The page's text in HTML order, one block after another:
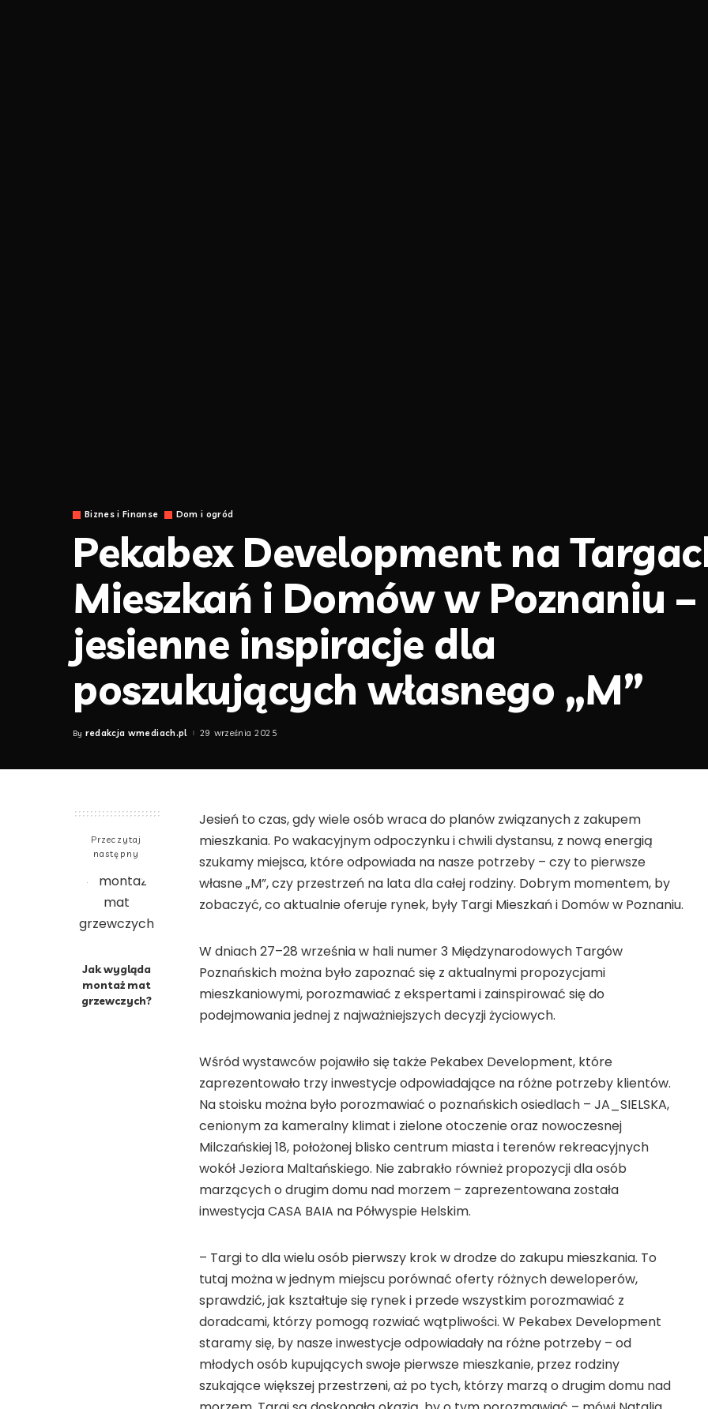
Biznes i Finanse Dom i ogród
Pekabex Development na
Mieszkań i Domów w Poznaniu –
jesienne inspiracje dla
poszukujących własnego „M”
Posted
By redakcja wmediach.pl 29 września 2025
Przeczytaj
następny
Jak wygląda
montaż mat
grzewczych?
Jesień to czas, gdy wiele osób wraca do planów związanych z zakupem
mieszkania. Po wakacyjnym odpoczynku i chwili dystansu, z nową energią
szukamy miejsca, które odpowiada na nasze potrzeby – czy to pierwsze
własne „M”, czy przestrzeń na lata dla całej rodziny. Dobrym momentem, by
zobaczyć, co aktualnie oferuje rynek, były Targi Mieszkań i Domów w Poznaniu.
W dniach 27–28 września w hali numer 3 Międzynarodowych Targów
Poznańskich można było zapoznać się z aktualnymi propozycjami
mieszkaniowymi, porozmawiać z ekspertami i zainspirować się do
podejmowania jednej z najważniejszych decyzji życiowych.
Wśród wystawców pojawiło się także Pekabex Development, które
zaprezentowało trzy inwestycje odpowiadające na różne potrzeby klientów.
Na stoisku można było porozmawiać o poznańskich osiedlach – JA_SIELSKA,
cenionym za kameralny klimat i zielone otoczenie oraz nowoczesnej
Milczańskiej 18, położonej blisko centrum miasta i terenów rekreacyjnych
wokół Jeziora Maltańskiego. Nie zabrakło również propozycji dla osób
marzących o drugim domu nad morzem – zaprezentowana została
inwestycja CASA BAIA na Półwyspie Helskim.
– Targi to dla wielu osób pierwszy krok w drodze do zakupu mieszkania. To
tutaj można w jednym miejscu porównać oferty różnych deweloperów,
sprawdzić, jak kształtuje się rynek i przede wszystkim porozmawiać z
doradcami, którzy pomogą rozwiać wątpliwości. W Pekabex Development
staramy się, by nasze inwestycje odpowiadały na różne potrzeby – od
młodych osób kupujących swoje pierwsze mieszkanie, przez rodziny
szukające większej przestrzeni, aż po tych, którzy marzą o drugim domu nad